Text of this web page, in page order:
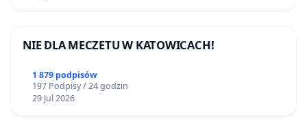
NIE DLA MECZETU W KATOWICACH!
1 879 podpisów
197 Podpisy / 24 godzin
29 Jul 2026